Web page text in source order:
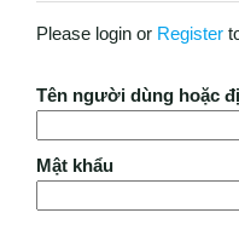
Please login or Register
Tên người dùng hoặc
Mật khẩu